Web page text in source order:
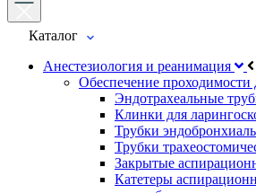
Каталог
Анестезиология и реанимация
Обеспечение проходимости
Эндотрахеальные
Клинки для
Трубки
Трубки
Закрытые
Катетеры